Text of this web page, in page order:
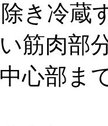
き冷蔵
肉部
心部ま